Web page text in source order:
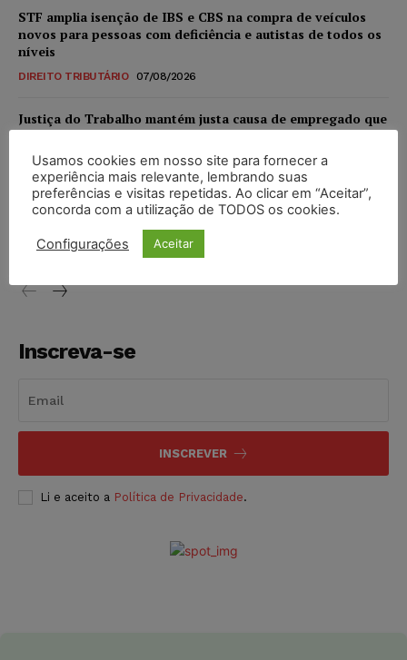
STF amplia isenção de IBS e CBS na compra de veículos
novos para pessoas com deficiência e autistas de todos os
níveis
DIREITO TRIBUTÁRIO 07/08/2026
Justiça do Trabalho mantém justa causa de empregado que
NOTÍCIAS 07/08/2026
Justiça de SP decreta prisão de suspeito investigado na
morte de advogado
NOTÍCIAS 07/08/2026
Inscreva-se
INSCREVER
Li e aceito a Política de Privacidade.
Usamos cookies em nosso site para fornecer a
experiência mais relevante, lembrando suas
preferências e visitas repetidas. Ao clicar em “Aceitar”,
concorda com a utilização de TODOS os cookies.
Configurações Aceitar